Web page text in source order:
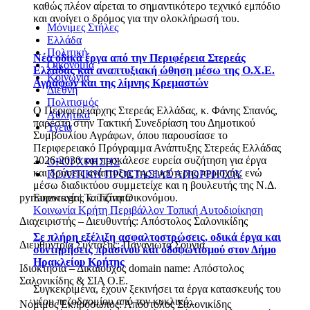
καθώς πλέον αίρεται το σημαντικότερο τεχνικό εμπόδιο
και ανοίγει ο δρόμος για την ολοκλήρωσή του.
Νέα οδικά έργα από την Περιφέρεια Στερεάς
Ελλάδας και αναπτυξιακή ώθηση μέσω της Ο.Χ.Ε.
Αγράφων και της λίμνης Κρεμαστών
Ο Περιφερειάρχης Στερεάς Ελλάδας, κ. Φάνης Σπανός,
παρέστη στην Τακτική Συνεδρίαση του Δημοτικού
Συμβουλίου Αγράφων, όπου παρουσίασε το
Περιφερειακό Πρόγραμμα Ανάπτυξης Στερεάς Ελλάδας
2026-2030 και προκάλεσε ευρεία συζήτηση για έργα
και δράσεις ανάπτυξης της ευρύτερης περιοχής, ενώ
μέσω διαδικτύου συμμετείχε και η βουλευτής της Ν.Δ.
Ευρυτανίας κ. Τζίνα Οικονόμου.
Κοινωνία Κρήτη Περιβάλλον Τοπική Αυτοδιοίκηση
Σε πλήρη εξέλιξη ασφαλτοστρώσεις, οδικά έργα και
συντηρήσεις πρασίνου και οδοφωτισμού στον Δήμο
Ηρακλείου Κρήτης
Συγκεκριμένα, έχουν ξεκινήσει τα έργα κατασκευής του
νέου πεζοδρομίου από τον κυκλικό...
Μόνιμες Στήλες
Ελλάδα
Πολιτική
Οικονομία
Κοινωνία
Διεθνή
Πολιτισμός
Αθλητικά
Υγεία
ΟΡΟΙ ΧΡΗΣΗΣ
ΠΟΛΙΤΙΚΗ ΠΡΟΣΤΑΣΙΑΣ ΑΠΟΡΡΗΤΟΥ
pyrranews.gr | Ταυτότητα
Διαχειριστής – Διευθυντής: Απόστολος Σαλονικίδης
Διευθύντρια Σύνταξης: Παναγιώτα Σούγια
Ιδιοκτησία – Δικαιούχος domain name: Απόστολος
Σαλονικίδης & ΣΙΑ Ο.Ε.
Νόμιμος Εκπρόσωπος: Απόστολος Σαλονικίδης